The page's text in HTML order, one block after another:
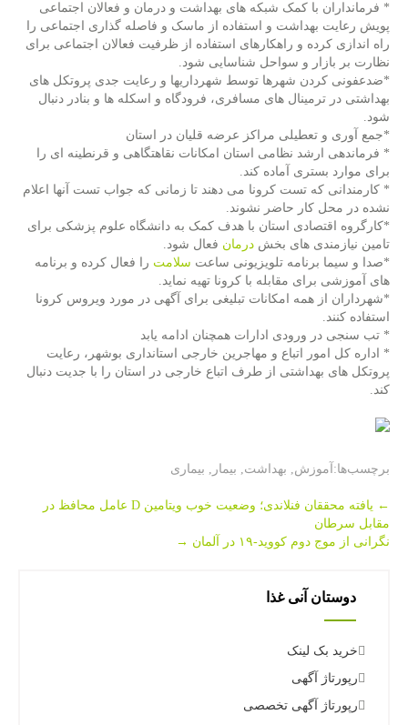
* فرمانداران با کمک شبکه های بهداشت و درمان و فعالان اجتماعی
پویش رعایت بهداشت و استفاده از ماسک و فاصله گذاری اجتماعی را
راه اندازی کرده و راهکارهای استفاده از ظرفیت فعالان اجتماعی برای
نظارت بر بازار و سواحل شناسایی شود.
*ضدعفونی کردن شهرها توسط شهرداریها و رعایت جدی پروتکل های
بهداشتی در ترمینال های مسافری، فرودگاه و اسکله ها و بنادر دنبال
شود.
*جمع آوری و تعطیلی مراکز عرضه قلیان در استان
* فرماندهی ارشد نظامی استان امکانات نقاهتگاهی و قرنطینه ای را
برای موارد بستری آماده کند.
* کارمندانی که تست کرونا می دهند تا زمانی که جواب تست آنها اعلام
نشده در محل کار حاضر نشوند.
*کارگروه اقتصادی استان با هدف کمک به دانشگاه علوم پزشکی برای
تامین نیازمندی های بخش درمانفعال شود.
*صدا و سیما برنامه تلویزیونی ساعت سلامترا فعال کرده و برنامه
های آموزشی برای مقابله با کرونا تهیه نماید.
*شهرداران از همه امکانات تبلیغی برای آگهی در مورد ویروس کرونا
استفاده کنند.
* تب سنجی در ورودی ادارات همچنان ادامه یابد
* اداره کل امور اتباع و مهاجرین خارجی استانداری بوشهر، رعایت
پروتکل های بهداشتی از طرف اتباع خارجی در استان را با جدیت دنبال
کند.
برچسب‌ها:آموزش , بهداشت, بیمار, بیماری
Post
navigation
←
یافته محققان فنلاندی؛ وضعیت خوب ویتامین D عامل محافظ در
مقابل سرطان
نگرانی از موج دوم كووید-۱۹ در آلمان
→
دوستان آنی غذا
خرید بک لینک
رپورتاژ آگهی
رپورتاژ آگهی تخصصی